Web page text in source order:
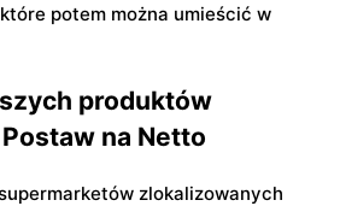
potem można umieścić w
produktów
na Netto
zlokalizowanych